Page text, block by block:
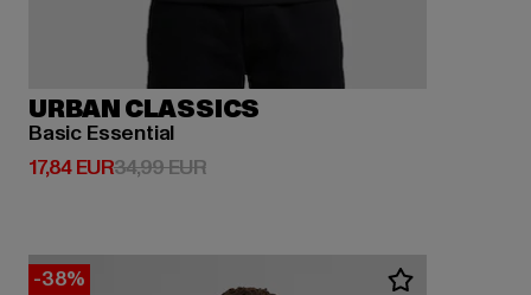
URBAN CLASSICS
Basic Essential
17,84 EUR
Derzeitiger Preis: 17,84 EUR
34,99 EURAktionspreis: 34,99 EUR
-38%